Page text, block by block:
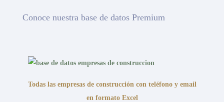
Conoce nuestra base de datos Premium
Todas las empresas de construcción con teléfono y email
en formato Excel